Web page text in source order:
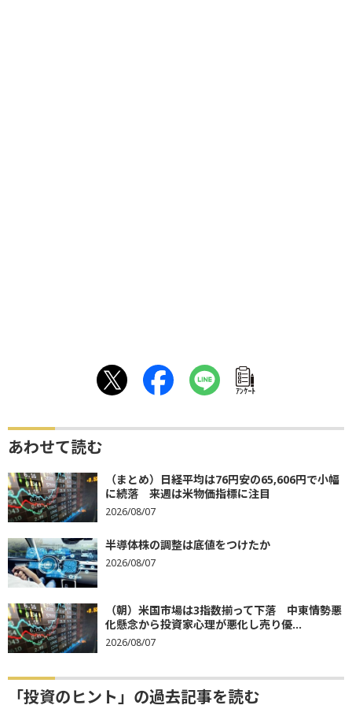
ｱﾝｹｰﾄ
あわせて読む
（まとめ）日経平均は76円安の65,606円で小幅
に続落 来週は米物価指標に注目
2026/08/07
半導体株の調整は底値をつけたか
2026/08/07
（朝）米国市場は3指数揃って下落 中東情勢悪
化懸念から投資家心理が悪化し売り優...
2026/08/07
「投資のヒント」の過去記事を読む